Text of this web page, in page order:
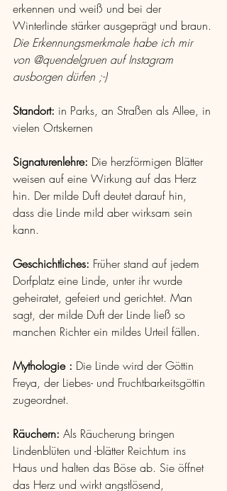
erkennen und weiß und bei der
Winterlinde stärker ausgeprägt und braun.
Die Erkennungsmerkmale habe ich mir
von @quendelgruen auf Instagram
ausborgen dürfen ;-)
Standort: in Parks, an Straßen als Allee, in
vielen Ortskernen
Signaturenlehre: Die herzförmigen Blätter
weisen auf eine Wirkung auf das Herz
hin. Der milde Duft deutet darauf hin,
dass die Linde mild aber wirksam sein
kann.
Geschichtliches: Früher stand auf jedem
Dorfplatz eine Linde, unter ihr wurde
geheiratet, gefeiert und gerichtet. Man
sagt, der milde Duft der Linde ließ so
manchen Richter ein mildes Urteil fällen.
Mythologie : Die Linde wird der Göttin
Freya, der Liebes- und Fruchtbarkeitsgöttin
zugeordnet.
Räuchern: Als Räucherung bringen
Lindenblüten und -blätter Reichtum ins
Haus und halten das Böse ab. Sie öffnet
das Herz und wirkt angstlösend,